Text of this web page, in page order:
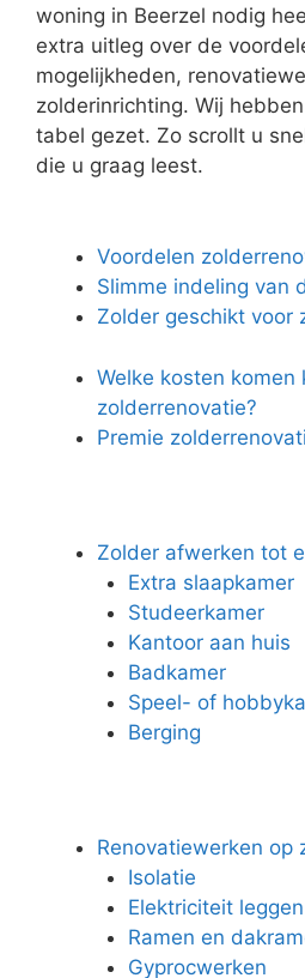
woning in Beerzel nodig
extra uitleg over de
mogelijkheden,
zolderinrichting. Wij
tabel gezet. Zo scrollt u
die u graag leest.
Voordelen
Slimme indeling van
Zolder geschikt voor
Welke kosten komen
zolderrenovatie?
Premie
Zolder afwerken tot
Extra slaapkamer
Studeerkamer
Kantoor aan huis
Badkamer
Speel- of
Berging
Renovatiewerken op
Isolatie
Elektriciteit leggen
Ramen en
Gyprocwerken